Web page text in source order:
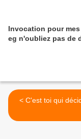
Invocation pour
eg n'oubliez pas de
< C'est toi qui